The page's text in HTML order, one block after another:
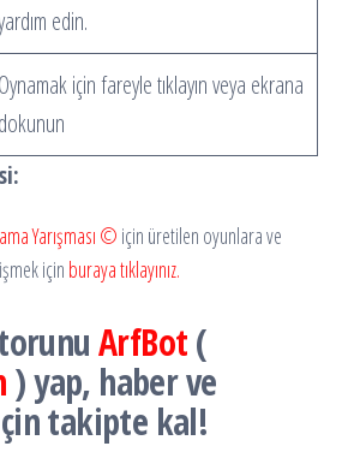
edin.
Oynamak için fareyle tıklayın veya ekrana
dokunun
Yarışması © için üretilen oyunlara ve
için buraya tıklayınız.
ArfBot(
) yap, haber ve
takipte kal!